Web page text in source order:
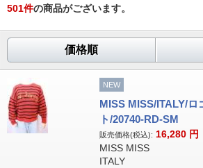
501件の商品がございます。
価格順
NEW
MISS MISS/ITALY/ロ
ト/20740-RD-SM
販売価格(税込): 16,280 円
MISS MISS
ITALY